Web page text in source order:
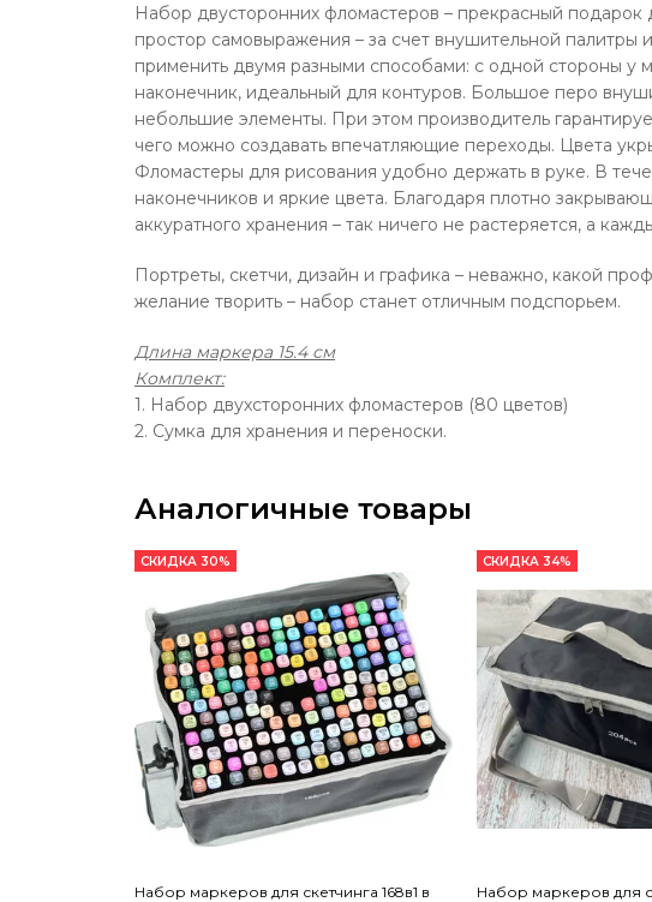
Набор двусторонних фломастеров – прекрасный
простор самовыражения – за счет внушительной
применить двумя разными способами: с одной стороны
наконечник, идеальный для контуров. Большое перо
небольшие элементы. При этом производитель
чего можно создавать впечатляющие переходы. Цвета
Фломастеры для рисования удобно держать в руке. В
наконечников и яркие цвета. Благодаря плотно
аккуратного хранения – так ничего не растеряется, а
Портреты, скетчи, дизайн и графика – неважно, какой
желание творить – набор станет отличным подспорьем.
Длина маркера 15.4 см
Комплект:
1. Набор двухсторонних фломастеров (80 цветов)
2. Сумка для хранения и переноски.
Аналогичные товары
СКИДКА 30%
Набор маркеров для скетчинга 168в1 в
СКИДКА 34%
Набор маркеров для